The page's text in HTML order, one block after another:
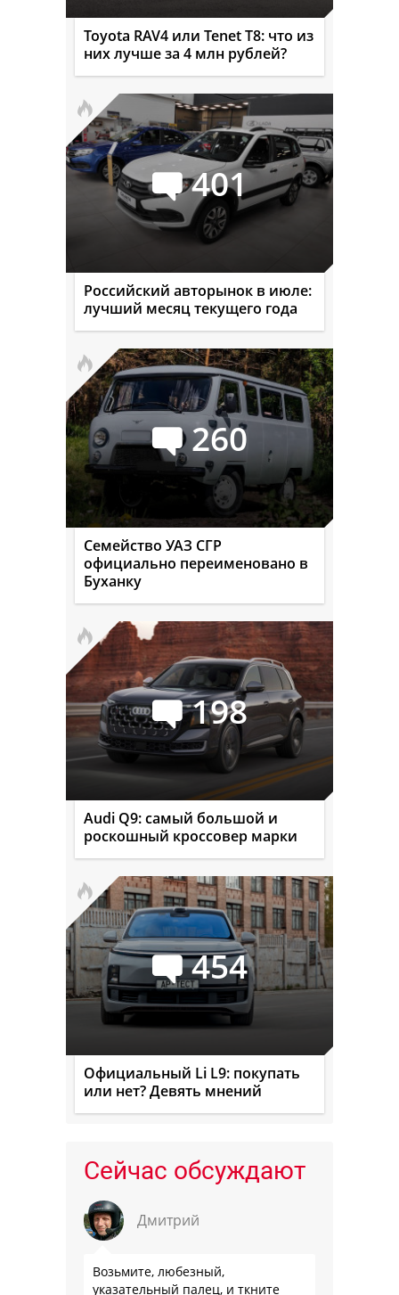
Toyota RAV4 или Tenet T8: что из
них лучше за 4 млн рублей?
401
Российский авторынок в июле:
лучший месяц текущего года
260
Семейство УАЗ СГР
официально переименовано в
Буханку
198
Audi Q9: самый большой и
роскошный кроссовер марки
454
Официальный Li L9: покупать
или нет? Девять мнений
Сейчас обсуждают
Дмитрий
Возьмите, любезный,
указательный палец, и ткните